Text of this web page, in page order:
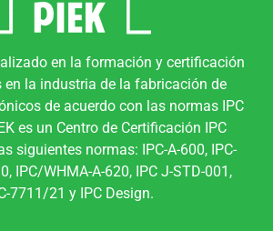
en la formación y certificación
en la industria de la fabricación de
de acuerdo con las normas IPC
es un Centro de Certificación IPC
siguientes normas: IPC-A-600, IPC-
IPC/WHMA-A-620, IPC J-STD-001,
7711/21 y IPC Design.